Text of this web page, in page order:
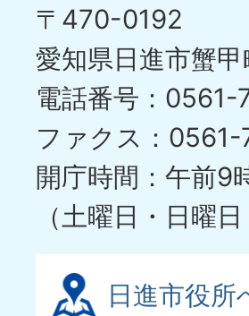
〒470-0192
愛知県日進市蟹
電話番号：0561-
ファクス：
開庁時間：午前9
（土曜日・日曜
日進市役所